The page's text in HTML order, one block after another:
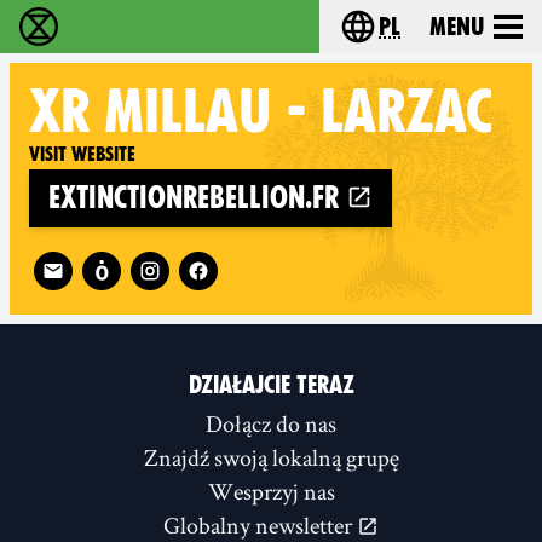
Extinction Rebellion - Home Choose your
pl Menu
XR MILLAU - LARZAC
Visit website
extinctionrebellion.fr
Follow XR Millau - Larzac on
DZIAŁAJCIE TERAZ
Dołącz do nas
Znajdź swoją lokalną grupę
Wesprzyj nas
Globalny newsletter